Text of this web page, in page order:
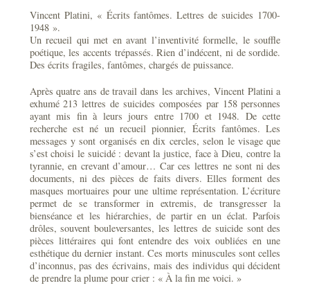
Vincent Platini, « Écrits fantômes. Lettres de suicides 1700-
1948 ».
Un recueil qui met en avant l’inventivité formelle, le souffle
poétique, les accents trépassés. Rien d’indécent, ni de sordide.
Des écrits fragiles, fantômes, chargés de puissance.
Après quatre ans de travail dans les archives, Vincent Platini a
exhumé 213 lettres de suicides composées par 158 personnes
ayant mis fin à leurs jours entre 1700 et 1948. De cette
recherche est né un recueil pionnier, Écrits fantômes. Les
messages y sont organisés en dix cercles, selon le visage que
s’est choisi le suicidé : devant la justice, face à Dieu, contre la
tyrannie, en crevant d’amour… Car ces lettres ne sont ni des
documents, ni des pièces de faits divers. Elles forment des
masques mortuaires pour une ultime représentation. L’écriture
permet de se transformer in extremis, de transgresser la
bienséance et les hiérarchies, de partir en un éclat. Parfois
drôles, souvent bouleversantes, les lettres de suicide sont des
pièces littéraires qui font entendre des voix oubliées en une
esthétique du dernier instant. Ces morts minuscules sont celles
d’inconnus, pas des écrivains, mais des individus qui décident
de prendre la plume pour crier : « À la fin me voici. »